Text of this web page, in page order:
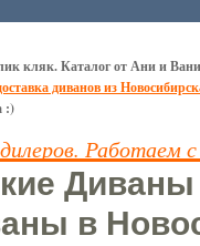
кляк. Каталог от Ани и Вани
диванов из
:)
Работаем с
Диваны
в